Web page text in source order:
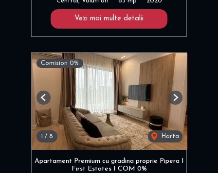
Vezi mai multe detalii
Comision 0%
1 / 8 Harta
Previous Next
Apartament Premium cu gradina proprie Pipera I
First Estates I COM 0%